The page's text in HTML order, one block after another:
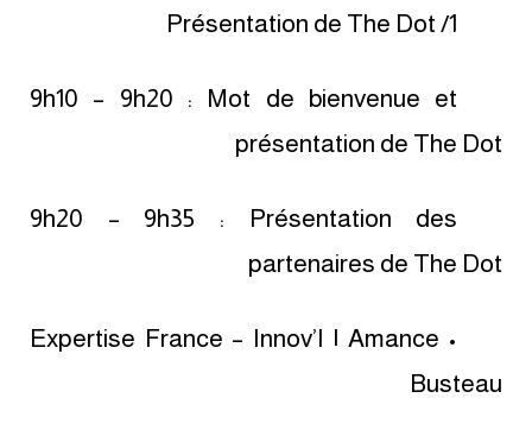
1/ Présentation de The Dot
9h10 – 9h20 : Mot de bienvenue et
présentation de The Dot
9h20 – 9h35 : Présentation des
partenaires de The Dot
• Expertise France – Innov’I | Amance
Busteau